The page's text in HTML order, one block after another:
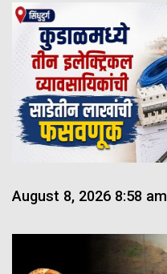
August 8, 2026 8:58 am